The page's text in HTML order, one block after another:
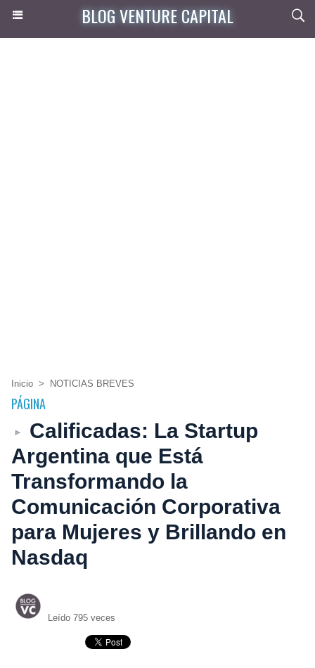
BLOG VENTURE CAPITAL
Inicio > NOTICIAS BREVES
PÁGINA
Calificadas: La Startup
Argentina que Está
Transformando la
Comunicación Corporativa
para Mujeres y Brillando en
Nasdaq
Leído 795 veces